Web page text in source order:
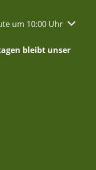
oder Schließzeiten
um 10:00 Uhr
bleibt unser